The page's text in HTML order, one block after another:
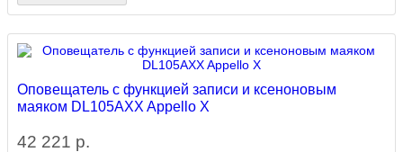
Оповещатель с функцией записи и ксеноновым
маяком DL105AXX Appello X
42 221 р.